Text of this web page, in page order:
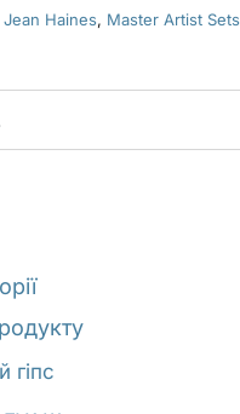
Jean Haines, Master Artist Sets
гіпс